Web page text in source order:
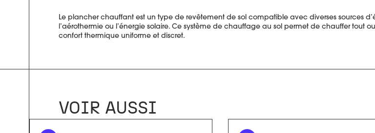
Le plancher chauffant est un type de revêtement de sol compatible avec diverses sources
l’aérothermie ou l’énergie solaire. Ce système de chauffage au sol permet de chauffer tout
confort thermique uniforme et discret.
VOIR AUSSI